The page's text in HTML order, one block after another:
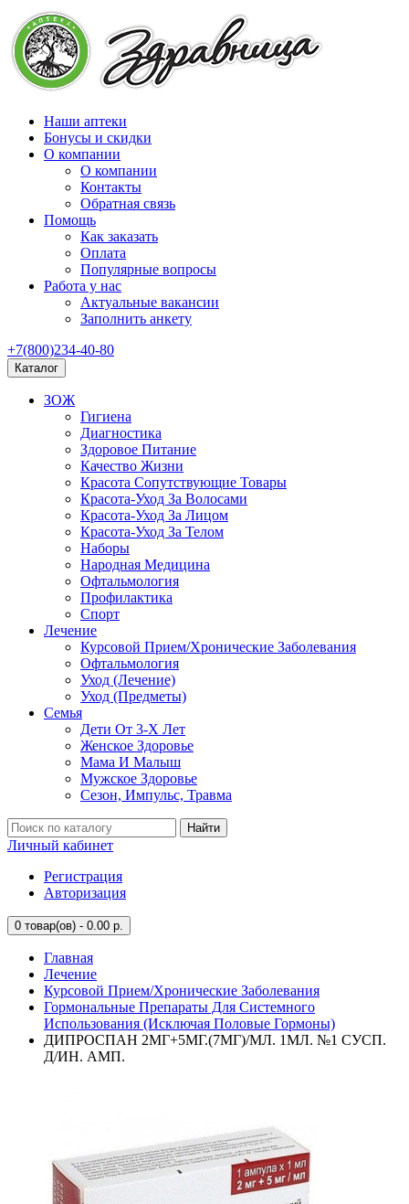
Наши аптеки
Бонусы и скидки
О компании
О компании
Контакты
Обратная связь
Помощь
Как заказать
Оплата
Популярные вопросы
Работа у нас
Актуальные вакансии
Заполнить анкету
+7(800)234-40-80
Каталог
ЗОЖ
Гигиена
Диагностика
Здоровое Питание
Качество Жизни
Красота Сопутствующие Товары
Красота-Уход За Волосами
Красота-Уход За Лицом
Красота-Уход За Телом
Наборы
Народная Медицина
Офтальмология
Профилактика
Спорт
Лечение
Курсовой Прием/Хронические Заболевания
Офтальмология
Уход (Лечение)
Уход (Предметы)
Семья
Дети От 3-Х Лет
Женское Здоровье
Мама И Малыш
Мужское Здоровье
Сезон, Импульс, Травма
Найти
Личный кабинет
Регистрация
Авторизация
0 товар(ов) - 0.00 р.
Главная
Лечение
Курсовой Прием/Хронические Заболевания
Гормональные Препараты Для Системного
Использования (Исключая Половые Гормоны)
ДИПРОСПАН 2МГ+5МГ.(7МГ)/МЛ. 1МЛ. №1 СУСП.
Д/ИН. АМП.